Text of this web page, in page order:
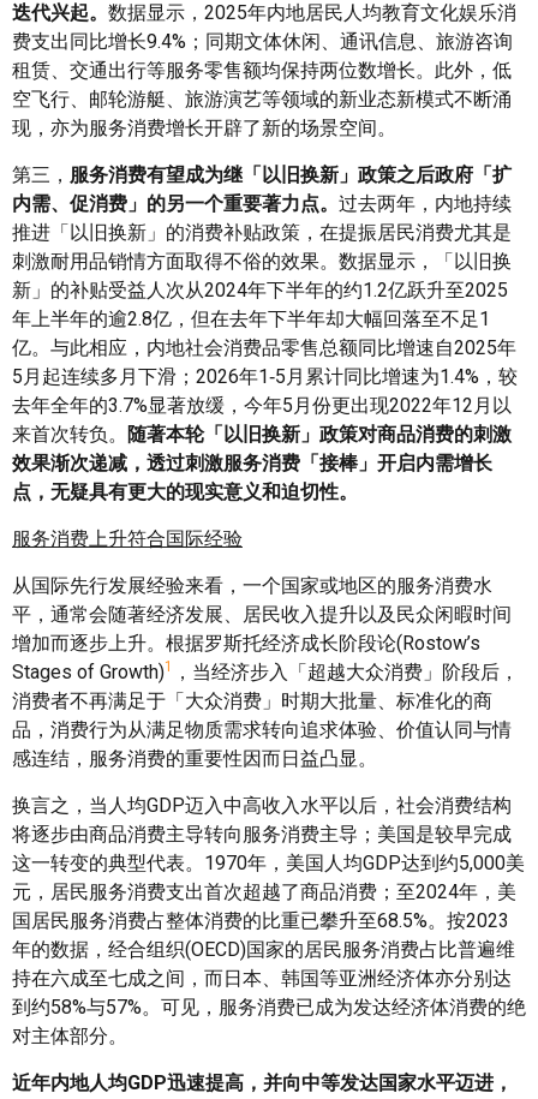
迭代兴起。 数据显示，2025年内地居民人均教育文化娱乐消
费支出同比增长9.4%；同期文体休闲、通讯信息、旅游咨询
租赁、交通出行等服务零售额均保持两位数增长。此外，低
空飞行、邮轮游艇、旅游演艺等领域的新业态新模式不断涌
现，亦为服务消费增长开辟了新的场景空间。
第三， 服务消费有望成为继「以旧换新」政策之后政府「扩
内需、促消费」的另一个重要著力点。 过去两年，内地持续
推进「以旧换新」的消费补贴政策，在提振居民消费尤其是
刺激耐用品销情方面取得不俗的效果。数据显示，「以旧换
新」的补贴受益人次从2024年下半年的约1.2亿跃升至2025
年上半年的逾2.8亿，但在去年下半年却大幅回落至不足1
亿。与此相应，内地社会消费品零售总额同比增速自2025年
5月起连续多月下滑；2026年1‑5月累计同比增速为1.4%，较
去年全年的3.7%显著放缓，今年5月份更出现2022年12月以
来首次转负。
随著本轮「以旧换新」政策对商品消费的刺激
效果渐次递减，透过刺激服务消费「接棒」开启内需增长
点，无疑具有更大的现实意义和迫切性。
服务消费上升符合国际经验
从国际先行发展经验来看，一个国家或地区的服务消费水
平，通常会随著经济发展、居民收入提升以及民众闲暇时间
增加而逐步上升。根据罗斯托经济成长阶段论(Rostow’s
Stages of Growth)1
，当经济步入「超越大众消费」阶段后，
消费者不再满足于「大众消费」时期大批量、标准化的商
品，消费行为从满足物质需求转向追求体验、价值认同与情
感连结，服务消费的重要性因而日益凸显。
换言之，当人均GDP迈入中高收入水平以后，社会消费结构
将逐步由商品消费主导转向服务消费主导；美国是较早完成
这一转变的典型代表。1970年，美国人均GDP达到约5,000美
元，居民服务消费支出首次超越了商品消费；至2024年，美
国居民服务消费占整体消费的比重已攀升至68.5%。按2023
年的数据，经合组织(OECD)国家的居民服务消费占比普遍维
持在六成至七成之间，而日本、韩国等亚洲经济体亦分别达
到约58%与57%。可见，服务消费已成为发达经济体消费的绝
对主体部分。
近年内地人均GDP迅速提高 ，并向中等发达国家水平迈进，